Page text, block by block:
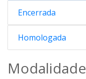
Encerrada
Homologada
Modalidade